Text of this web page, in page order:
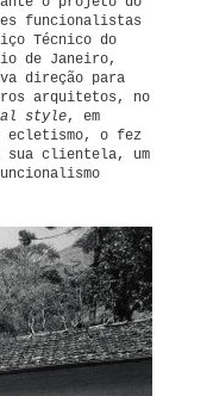
funcionalistas
Técnico do
de Janeiro,
direção para
arquitetos, no
style, em
ecletismo, o fez
clientela, um